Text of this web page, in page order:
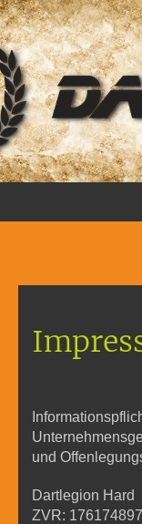
und
Dartlegion Hard
ZVR: